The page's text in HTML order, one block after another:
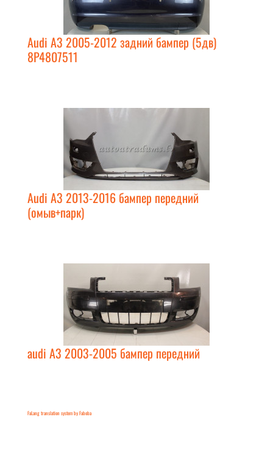
Audi A3 2005-2012 задний бампер (5дв)
8P4807511
Audi A3 2013-2016 бампер передний
(омыв+парк)
audi A3 2003-2005 бампер передний
FaLang translation system by Faboba